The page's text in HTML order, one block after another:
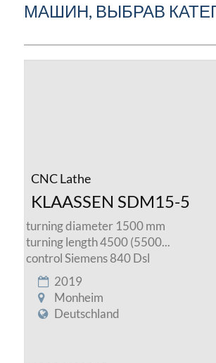
МАШИН, ВЫБРАВ
CNC Lathe
KLAASSEN SDM15-5
turning diameter 1500 mm
turning length 4500 (5500...
control Siemens 840 Dsl
2019
Monheim
Deutschland